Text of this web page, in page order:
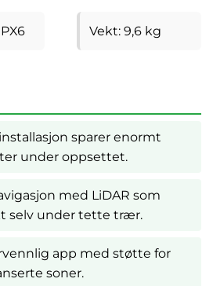
Vekt: 9,6 kg
sparer enormt
under oppsettet.
med LiDAR som
selv under tette trær.
app med støtte for
soner.